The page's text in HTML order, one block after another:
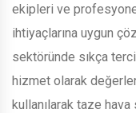
ekipleri ve
ihtiyaçlarına uygun
sektöründe sıkça
hizmet olarak
kullanılarak taze hava